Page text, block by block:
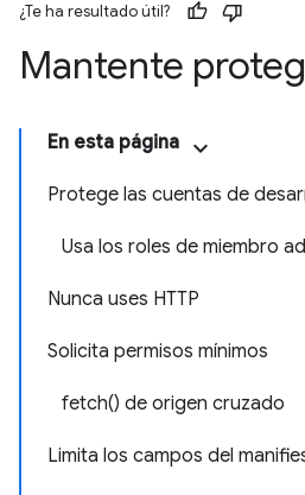
¿Te ha resultado útil?
Mantente
En esta página
Protege las cuentas de
Usa los roles de miembro
Nunca uses HTTP
Solicita permisos mínimos
fetch() de origen cruzado
Limita los campos del